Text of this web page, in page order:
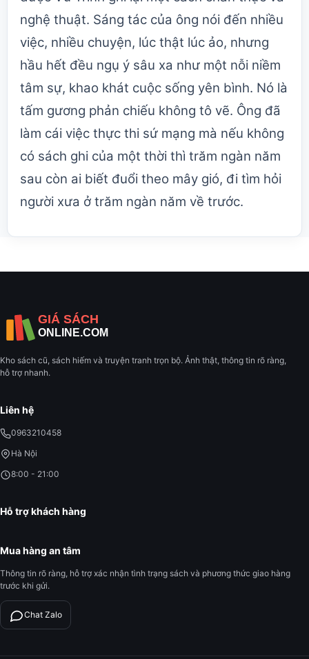
nghệ thuật. Sáng tác của ông nói đến nhiều
việc, nhiều chuyện, lúc thật lúc ảo, nhưng
hầu hết đều ngụ ý sâu xa như một nỗi niềm
tâm sự, khao khát cuộc sống yên bình. Nó là
tấm gương phản chiếu không tô vẽ. Ông đã
làm cái việc thực thi sứ mạng mà nếu không
có sách ghi của một thời thì trăm ngàn năm
sau còn ai biết đuổi theo mây gió, đi tìm hỏi
người xưa ở trăm ngàn năm về trước.
Kho sách cũ, sách hiếm và truyện tranh trọn bộ. Ảnh thật, thông tin rõ ràng,
hỗ trợ nhanh.
Liên hệ
0963210458
Hà Nội
8:00 - 21:00
Hỗ trợ khách hàng
Mua hàng an tâm
Thông tin rõ ràng, hỗ trợ xác nhận tình trạng sách và phương thức giao hàng
trước khi gửi.
Chat Zalo